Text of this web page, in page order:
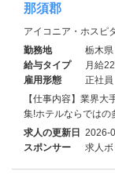
那須郡
アイコニア・ホスピ
勤務地
栃木
給与タイプ
月給
雇用形態
正社員
【仕事内容】業界
集!ホテルならではの
求人の更新日 2026-
スポンサー
求人ボ